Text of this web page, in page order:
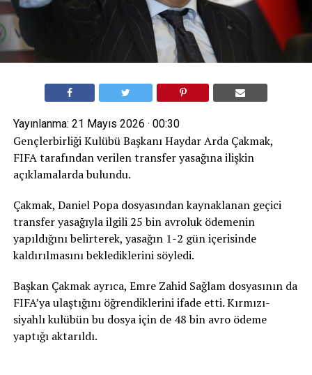
Yayınlanma: 21 Mayıs 2026 · 00:30
Gençlerbirliği Kulübü Başkanı Haydar Arda Çakmak,
FIFA tarafından verilen transfer yasağına ilişkin
açıklamalarda bulundu.
Çakmak, Daniel Popa dosyasından kaynaklanan geçici
transfer yasağıyla ilgili 25 bin avroluk ödemenin
yapıldığını belirterek, yasağın 1-2 gün içerisinde
kaldırılmasını beklediklerini söyledi.
Başkan Çakmak ayrıca, Emre Zahid Sağlam dosyasının da
FIFA’ya ulaştığını öğrendiklerini ifade etti. Kırmızı-
siyahlı kulübün bu dosya için de 48 bin avro ödeme
yaptığı aktarıldı.